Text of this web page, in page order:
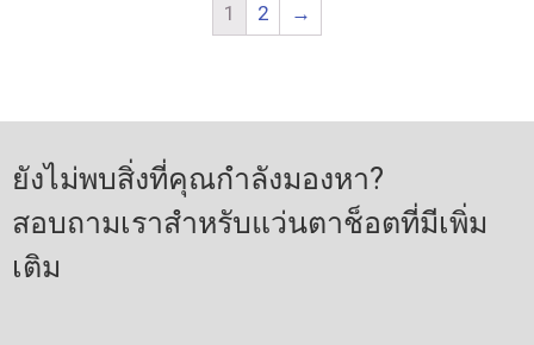
1 2 →
ยังไม่พบสิ่งที่คุณกำลังมองหา?
สอบถามเราสำหรับแว่นตาช็อตที่มีเพิ่ม
เติม